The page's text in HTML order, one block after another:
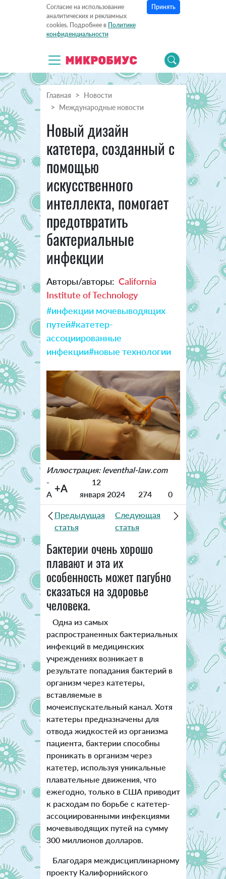
Согласие на использование
аналитических и рекламных
cookies. Подробнее в Политике
конфиденциальности
Принять
Главная
Новости
Международные новости
Новый дизайн
катетера, созданный с
помощью
искусственного
интеллекта, помогает
предотвратить
бактериальные
инфекции
Авторы/авторы: California
Institute of Technology
#инфекции мочевыводящих
путей#катетер-
ассоциированные
инфекции#новые технологии
Иллюстрация: leventhal-law.com
-
A +A
12
января 2024
274 0
Предыдущая
статья
Следующая
статья
Бактерии очень хорошо
плавают и эта их
особенность может пагубно
сказаться на здоровье
человека.
Одна из самых
распространенных бактериальных
инфекций в медицинских
учреждениях возникает в
результате попадания бактерий в
организм через катетеры,
вставляемые в
мочеиспускательный канал. Хотя
катетеры предназначены для
отвода жидкостей из организма
пациента, бактерии способны
проникать в организм через
катетер, используя уникальные
плавательные движения, что
ежегодно, только в США приводит
к расходам по борьбе с катетер-
ассоциированными инфекциями
мочевыводящих путей на сумму
300 миллионов долларов.
Благодаря междисциплинарному
проекту Калифорнийского